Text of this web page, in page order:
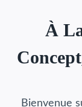
À
Bienvenue